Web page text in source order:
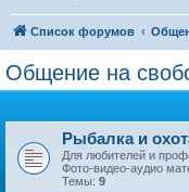
Список форумов
Общение на
Рыбалка и
Для любителей и
Фото-видео-аудио
Темы: 9